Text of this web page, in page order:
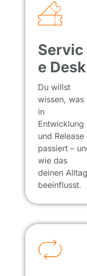
Servic
e Desk
Du willst
wissen, was
in
Entwicklung
und Release
passiert –
wie das
deinen Alltag
beeinflusst.